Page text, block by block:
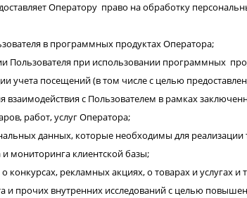
Оператору право на обработку
в программных продуктах Оператора;
Пользователя при использовании программных
учета посещений (в том числе с целью
взаимодействия с Пользователем в рамках
работ, услуг Оператора;
данных, которые необходимы для реализации
и мониторинга клиентской базы;
конкурсах, рекламных акциях, о товарах и услугах и
и прочих внутренних исследований с целью